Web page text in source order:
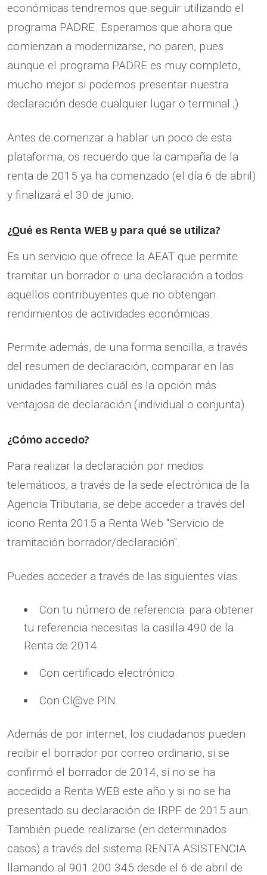
económicas tendremos que seguir utilizando el
programa PADRE. Esperamos que ahora que
comienzan a modernizarse, no paren, pues
aunque el programa PADRE es muy completo,
mucho mejor si podemos presentar nuestra
declaración desde cualquier lugar o terminal ;)
Antes de comenzar a hablar un poco de esta
plataforma, os recuerdo que la campaña de la
renta de 2015 ya ha comenzado (el día 6 de abril)
y finalizará el 30 de junio.
¿Qué es Renta WEB y para qué se utiliza?
Es un servicio que ofrece la AEAT que permite
tramitar un borrador o una declaración a todos
aquellos contribuyentes que no obtengan
rendimientos de actividades económicas.
Permite además, de una forma sencilla, a través
del resumen de declaración, comparar en las
unidades familiares cuál es la opción más
ventajosa de declaración (individual o conjunta).
¿Cómo accedo?
Para realizar la declaración por medios
telemáticos, a través de la sede electrónica de la
Agencia Tributaria, se debe acceder a través del
icono Renta 2015 a Renta Web "Servicio de
tramitación borrador/declaración".
Puedes acceder a través de las siguientes vías:
Con tu número de referencia: para obtener
tu referencia necesitas la casilla 490 de la
Renta de 2014.
Con certificado electrónico.
Con Cl@ve PIN.
Además de por internet, los ciudadanos pueden
recibir el borrador por correo ordinario, si se
confirmó el borrador de 2014, si no se ha
accedido a Renta WEB este año y si no se ha
presentado su declaración de IRPF de 2015 aun.
También puede realizarse (en determinados
casos) a través del sistema RENTA ASISTENCIA
llamando al 901 200 345 desde el 6 de abril de